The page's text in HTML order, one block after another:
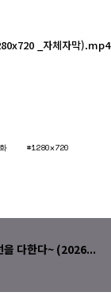
_자체자막).mp4
#1280x720
을 다한다~ (2026...